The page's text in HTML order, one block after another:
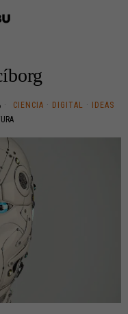
CIENCIA · DIGITAL ·
IDEAS